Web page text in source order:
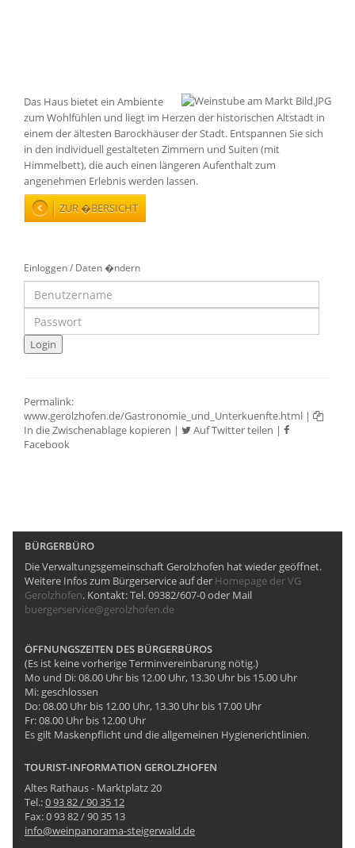
Das Haus bietet ein Ambiente
zum Wohlfühlen und liegt im Herzen der historischen Altstadt in
einem der ältesten Barockhäuser der Stadt. Entspannen Sie sich
in den individuell gestalteten Zimmern und Suiten (mit
Himmelbett), die auch einen längeren Aufenthalt zum
angenehmen Erlebnis werden lassen.
ZUR �BERSICHT
Einloggen / Daten �ndern
Permalink:
www.gerolzhofen.de/Gastronomie_und_Unterkuenfte.html |
In die Zwischenablage kopieren | Auf Twitter teilen |
Facebook
BÜRGERBÜRO
Die Verwaltungsgemeinschaft Gerolzhofen hat wieder geöffnet.
Weitere Infos zum Bürgerservice auf der Homepage der VG
Gerolzhofen. Kontakt: Tel. 09382/607-0 oder Mail
buergerservice@gerolzhofen.de
ÖFFNUNGSZEITEN DES BÜRGERBÜROS
(Es ist keine vorherige Terminvereinbarung nötig.)
Mo und Di: 08.00 Uhr bis 12.00 Uhr, 13.30 Uhr bis 15.00 Uhr
Mi: geschlossen
Do: 08.00 Uhr bis 12.00 Uhr, 13.30 Uhr bis 17.00 Uhr
Fr: 08.00 Uhr bis 12.00 Uhr
Es gilt Maskenpflicht und die allgemeinen Hygienerichtlinien.
TOURIST-INFORMATION GEROLZHOFEN
Altes Rathaus - Marktplatz 20
Tel.:0 93 82 / 90 35 12
Fax: 0 93 82 / 90 35 13
info@weinpanorama-steigerwald.de